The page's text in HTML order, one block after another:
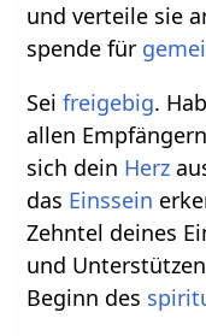
und verteile sie
spende für
Seifreigebig.
allen Empfängern
sich dein Herz
das Einssein
Zehntel deines
und
Beginn des